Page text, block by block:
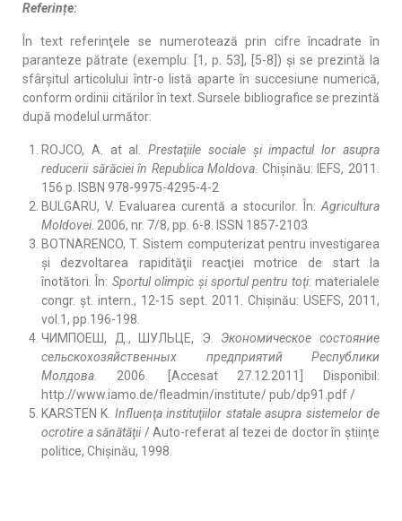
Referințe:
În text referinţele se numerotează prin cifre încadrate în
paranteze pătrate (exemplu: [1, p. 53], [5-8]) şi se prezintă la
sfârşitul articolului într-o listă aparte în succesiune numerică,
conform ordinii citărilor în text. Sursele bibliografice se prezintă
după modelul următor:
ROJCO, A. at al.Prestaţiile sociale şi impactul lor asupra
reducerii sărăciei în Republica Moldova . Chişinău: IEFS, 2011.
156 p. ISBN 978-9975-4295-4-2
BULGARU, V. Evaluarea curentă a stocurilor. În: Agricultura
Moldovei . 2006, nr. 7/8, pp. 6-8. ISSN 1857-2103
BOTNARENCO, T. Sistem computerizat pentru investigarea
şi dezvoltarea rapidităţii reacţiei motrice de start la
înotători. În: Sportul olimpic şi sportul pentru toţi: materialele
congr. şt. intern., 12-15 sept. 2011. Chişinău: USEFS, 2011,
vol.1, pp.196-198.
ЧИМПОЕШ, Д., ШУЛЬЦЕ, Э. Экономическое состояние
сельскохозяйственных предприятий Республики
Молдова . 2006. [Accesat 27.12.2011] Disponibil:
http://www.iamo.de/fleadmin/institute/ pub/dp91.pdf /
KARSTEN K. Influenţa instituţiilor statale asupra sistemelor de
ocrotire a sănătăţii / Auto-referat al tezei de doctor în ştiinţe
politice, Chişinău, 1998.